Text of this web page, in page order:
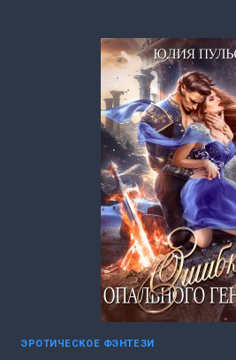
СОКОЛ)
ЭРОТИЧЕСКОЕ ФЭНТЕЗИ